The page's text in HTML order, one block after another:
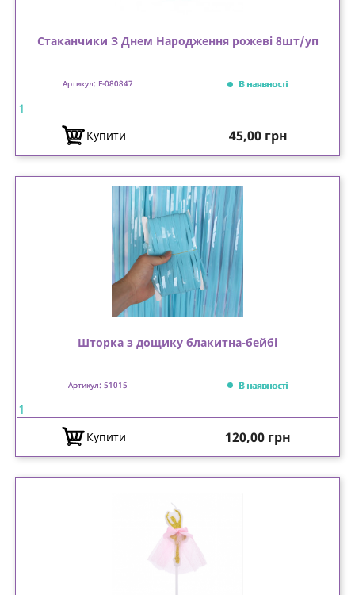
Стаканчики З Днем Народження рожеві 8шт/уп
Артикул: F-080847 В наявності
1
Купити Ціна
45,00 грн
Шторка з дощику блакитна-бейбі
Артикул: 51015 В наявності
1
Купити Ціна
120,00 грн